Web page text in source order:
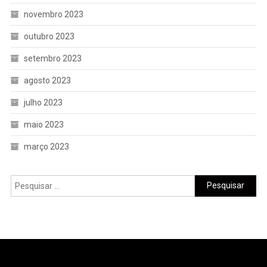
novembro 2023
outubro 2023
setembro 2023
agosto 2023
julho 2023
maio 2023
março 2023